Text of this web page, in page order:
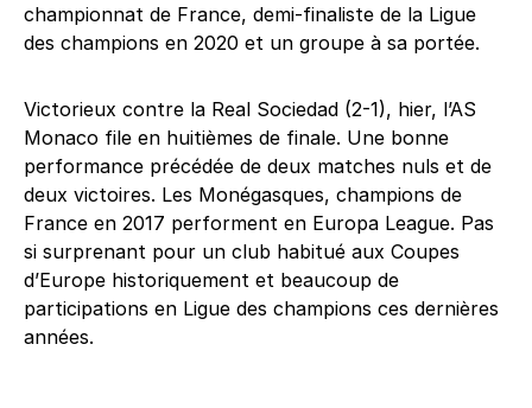
championnat de France, demi-finaliste de la Ligue
des champions en 2020 et un groupe à sa portée.
Victorieux contre la Real Sociedad (2-1), hier, l’AS
Monaco file en huitièmes de finale. Une bonne
performance précédée de deux matches nuls et de
deux victoires. Les Monégasques, champions de
France en 2017 performent en Europa League. Pas
si surprenant pour un club habitué aux Coupes
d’Europe historiquement et beaucoup de
participations en Ligue des champions ces dernières
années.